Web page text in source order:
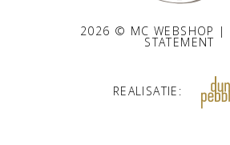
2026 © MC WEBSHOP |
STATEMENT
REALISATIE: